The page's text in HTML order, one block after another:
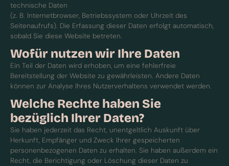
technische Daten
(z. B. Internetbrowser, Betriebssystem oder Uhrzeit des
Seitenaufrufs). Die Erfassung dieser Daten erfolgt automatisch,
sobald Sie diese Website betreten.
Wofür nutzen wir Ihre Daten
Ein Teil der Daten wird erhoben, um eine fehlerfreie
Bereitstellung der Website zu gewährleisten. Andere Daten
können zur Analyse Ihres Nutzerverhaltens verwendet werden.
Welche Rechte haben Sie
bezüglich Ihrer Daten?
Sie haben jederzeit das Recht, unentgeltlich Auskunft über
Herkunft, Empfänger und Zweck Ihrer gespeicherten
personenbezogenen Daten zu erhalten. Sie haben außerdem ein
Recht, die Berichtigung oder Löschung dieser Daten zu